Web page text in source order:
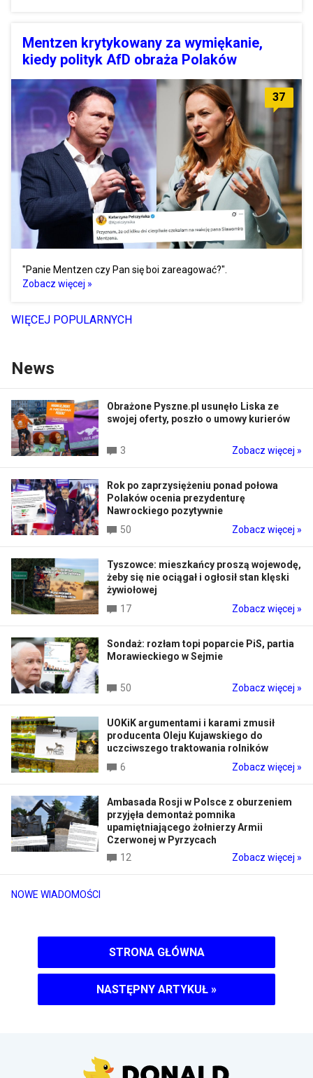
Mentzen krytykowany za wymiękanie,
kiedy polityk AfD obraża Polaków
37
"Panie Mentzen czy Pan się boi zareagować?".
Zobacz więcej »
WIĘCEJ POPULARNYCH
News
NOWE WIADOMOŚCI
Obrażone Pyszne.pl usunęło Liska ze
swojej oferty, poszło o umowy kurierów
3 Zobacz więcej »
Rok po zaprzysiężeniu ponad połowa
Polaków ocenia prezydenturę
Nawrockiego pozytywnie
50
Zobacz więcej »
Tyszowce: mieszkańcy proszą wojewodę,
żeby się nie ociągał i ogłosił stan klęski
żywiołowej
17
Zobacz więcej »
Sondaż: rozłam topi poparcie PiS, partia
Morawieckiego w Sejmie
50 Zobacz więcej »
UOKiK argumentami i karami zmusił
producenta Oleju Kujawskiego do
uczciwszego traktowania rolników
6
Zobacz więcej »
Ambasada Rosji w Polsce z oburzeniem
przyjęła demontaż pomnika
upamiętniającego żołnierzy Armii
Czerwonej w Pyrzycach
12
Zobacz więcej »
STRONA GŁÓWNA
NASTĘPNY ARTYKUŁ »